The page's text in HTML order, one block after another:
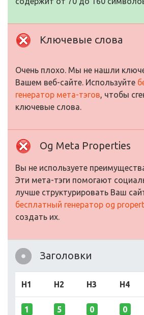
Ключевые слова
Очень плохо. Мы не нашли
Вашем веб-сайте. Используйте
генератор мета-тэгов, чтобы
ключевые слова.
Og Meta Properties
Вы не используете
Эти мета-тэги помогают
лучше структурировать Ваш
бесплатный генератор og
создать их.
Заголовки
H1 H2 H3 H4
1 5 0 0